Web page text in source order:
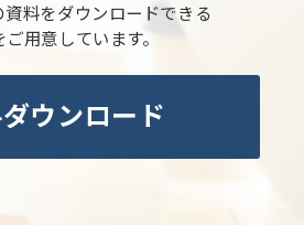
資料をダウンロードできる
ご用意しています。
ウンロード